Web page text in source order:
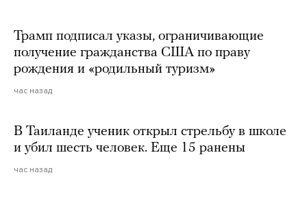
Трамп подписал указы, ограничивающие
получение гражданства США по праву
рождения и «родильный туризм»
час назад
В Таиланде ученик открыл стрельбу в школе
и убил шесть человек. Еще 15 ранены
час назад